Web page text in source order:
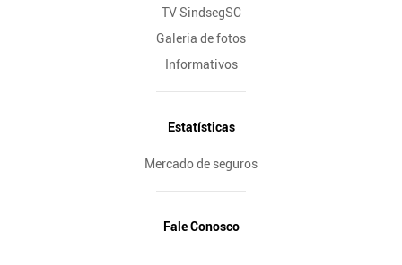
TV SindsegSC
Galeria de fotos
Informativos
Estatísticas
Mercado de seguros
Fale Conosco